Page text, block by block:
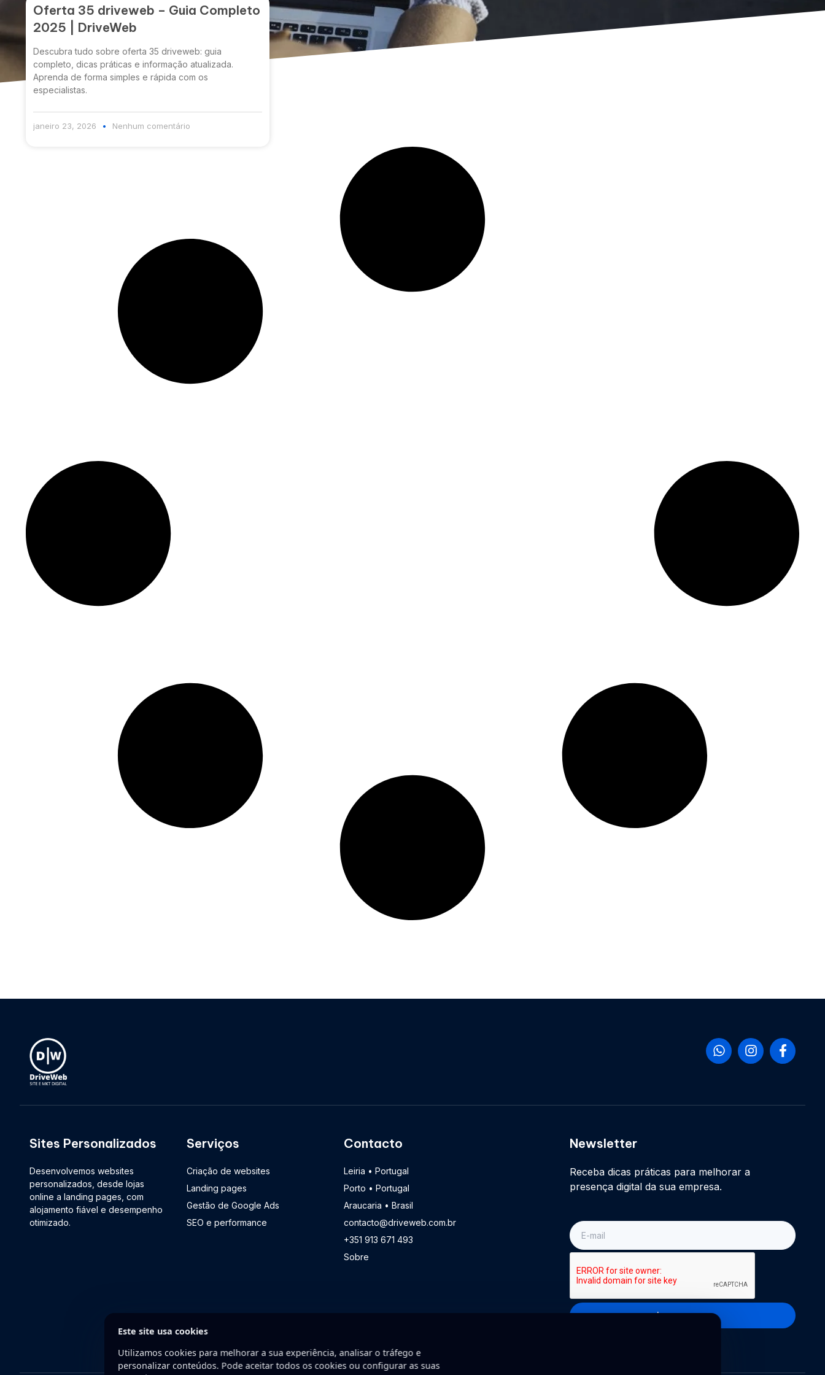
Oferta 35 driveweb – Guia Completo
2025 | DriveWeb
Descubra tudo sobre oferta 35 driveweb: guia
completo, dicas práticas e informação atualizada.
Aprenda de forma simples e rápida com os
especialistas.
janeiro 23, 2026 Nenhum comentário
Sites Personalizados
Desenvolvemos websites
personalizados, desde lojas
online a landing pages, com
alojamento fiável e desempenho
otimizado.
Serviços
Criação de websites
Landing pages
Gestão de Google Ads
SEO e performance
Contacto
Leiria • Portugal
Porto • Portugal
Araucaria • Brasil
contacto@driveweb.com.br
+351 913 671 493
Sobre
Newsletter
Receba dicas práticas para melhorar a
presença digital da sua empresa.
E-
mail
Inscreva-se
Este site usa cookies
Utilizamos cookies para melhorar a sua experiência, analisar o tráfego e
personalizar conteúdos. Pode aceitar todos os cookies ou configurar as suas